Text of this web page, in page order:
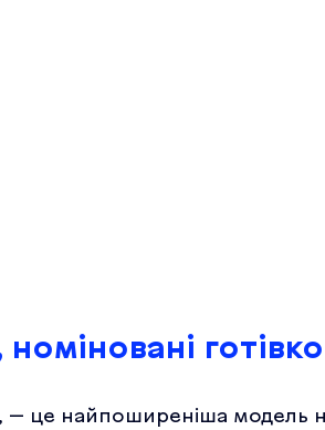
, — це найпоширеніша модель